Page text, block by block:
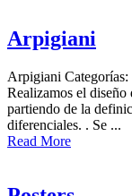
Arpigiani
Arpigiani
Realizamos el diseño
partiendo de la
diferenciales. . Se ...
Read More